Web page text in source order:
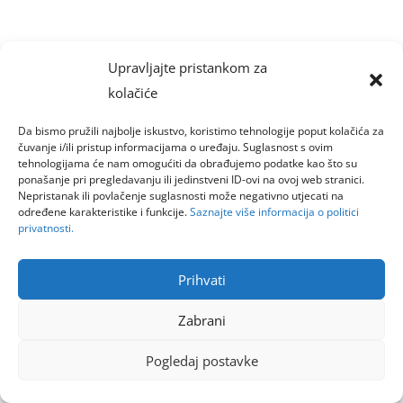
Upravljajte pristankom za
kolačiće
Da bismo pružili najbolje iskustvo, koristimo tehnologije poput kolačića za
čuvanje i/ili pristup informacijama o uređaju. Suglasnost s ovim
tehnologijama će nam omogućiti da obrađujemo podatke kao što su
ponašanje pri pregledavanju ili jedinstveni ID-ovi na ovoj web stranici.
Nepristanak ili povlačenje suglasnosti može negativno utjecati na
određene karakteristike i funkcije.Saznajte više informacija o politici
privatnosti.
Prihvati
Zabrani
Pogledaj postavke